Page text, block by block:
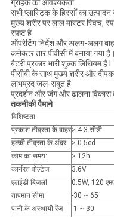
ग्राहक की आवश्यकता
सभी प्लास्टिक के हिस्सों का उत्पादन
मुख्य शरीर पर लाल मास्टर स्विच,
स्पष्ट है
ऑपरेटिंग निर्देश और अलग-अलग
कनेक्टर तार पीवीसी में बनाया गया है।
बैटरी प्रकार भारी शुल्क लिथियम है I
पीसीबी के साथ मुख्य शरीर और दीपक
लाभप्रद जल-सबूत है
प्रदर्शन और जंग और ढालना विकास
तकनीकी पैमाने
विशिष्टता
प्रकाश तीव्रता के बाहर> 4.3 सीडी
हल्की तीव्रता के अंदर
> 0.5cd
काम का समय:
> 12h
कार्यरत वोल्टेज:
3.6V
एलईडी बिजली
0.5W, 120
तापमान सीमा:
-30 ~ 65
पानी के अस्थायी रेंज
-1 ~ 30